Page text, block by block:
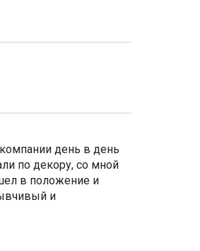
день в день
по декору, со мной
в положение и
и